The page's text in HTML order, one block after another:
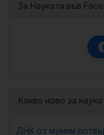
За Науката във
Какво ново за
ДНК от мумии